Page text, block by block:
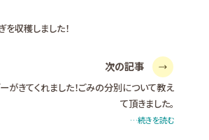
を収穫しました！
次の記事
がきてくれました！ごみの分別について教え
て頂きました。
…続きを読む